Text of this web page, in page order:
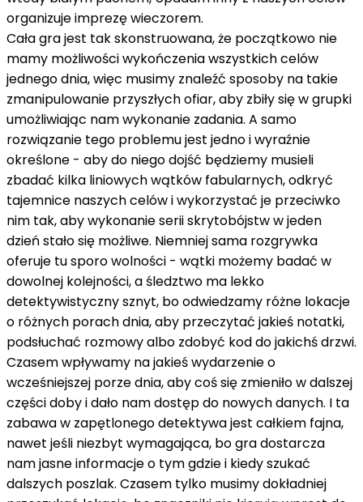
organizuje imprezę wieczorem.
Cała gra jest tak skonstruowana, że początkowo nie
mamy możliwości wykończenia wszystkich celów
jednego dnia, więc musimy znaleźć sposoby na takie
zmanipulowanie przyszłych ofiar, aby zbiły się w grupki
umożliwiając nam wykonanie zadania. A samo
rozwiązanie tego problemu jest jedno i wyraźnie
określone - aby do niego dojść będziemy musieli
zbadać kilka liniowych wątków fabularnych, odkryć
tajemnice naszych celów i wykorzystać je przeciwko
nim tak, aby wykonanie serii skrytobójstw w jeden
dzień stało się możliwe. Niemniej sama rozgrywka
oferuje tu sporo wolności - wątki możemy badać w
dowolnej kolejności, a śledztwo ma lekko
detektywistyczny sznyt, bo odwiedzamy różne lokacje
o różnych porach dnia, aby przeczytać jakieś notatki,
podsłuchać rozmowy albo zdobyć kod do jakichś drzwi.
Czasem wpływamy na jakieś wydarzenie o
wcześniejszej porze dnia, aby coś się zmieniło w dalszej
części doby i dało nam dostęp do nowych danych. I ta
zabawa w zapętlonego detektywa jest całkiem fajna,
nawet jeśli niezbyt wymagająca, bo gra dostarcza
nam jasne informacje o tym gdzie i kiedy szukać
dalszych poszlak. Czasem tylko musimy dokładniej